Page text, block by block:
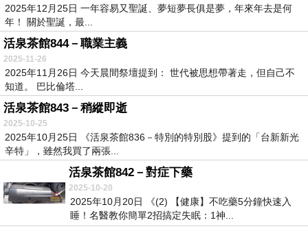
2025年12月25日 一年容易又聖誕、夢短夢長俱是夢，年來年去是何
年！ 關於聖誕，最...
活泉茶館844－職業主義
2025-11-26
2025年11月26日 今天晨間祭壇提到： 世代被思想帶著走，但自己不
知道。 巴比倫塔...
活泉茶館843－稍縱即逝
2025-10-25
2025年10月25日 《活泉茶館836－特別的特別股》提到的「台新新光
辛特」，雖然我買了兩張...
活泉茶館842－對症下藥
2025-10-20
2025年10月20日 《(2) 【健康】不吃藥5分鐘快速入
睡！名醫教你簡單2招搞定失眠：1神...